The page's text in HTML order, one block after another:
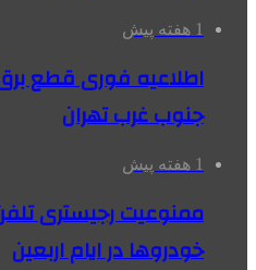
1 هفته پیش
اطلاعیه فوری قطع
جنوب غرب تهران
1 هفته پیش
ممنوعیت رجیستری
خودروها در ایام اربعین